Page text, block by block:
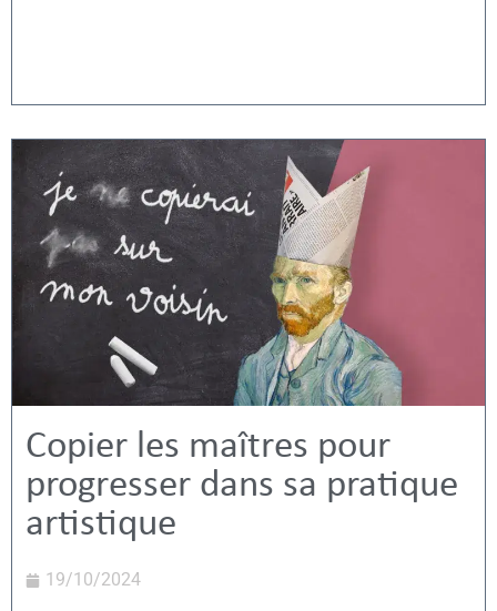
Copier les maîtres pour
progresser dans sa pratique
artistique
19/10/2024